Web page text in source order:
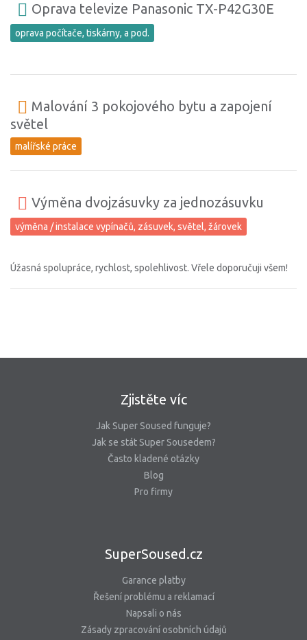
Oprava televize Panasonic TX-P42G30E
oprava počítače, tiskárny, a pod.
Malování 3 pokojového bytu a zapojení
světel
malířské práce
Výměna dvojzásuvky za jednozásuvku
výměna / instalace vypínačů, zásuvek, světel, žárovek
Úžasná spolupráce, rychlost, spolehlivost. Vřele doporučuji všem!
Zjistěte víc
Jak Super Soused funguje?
Jak se stát Super Sousedem?
Často kladené otázky
Blog
Pro firmy
SuperSoused.cz
Garance platby
Řešení problému a reklamací
Napsali o nás
Zásady zpracování osobních údajů